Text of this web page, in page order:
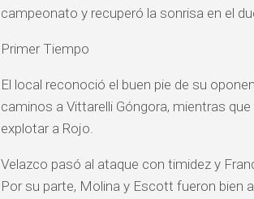
campeonato y recuperó la sonrisa en el
Primer Tiempo
El local reconoció el buen pie de su
caminos a Vittarelli Góngora, mientras
explotar a Rojo.
Velazco pasó al ataque con timidez y
Por su parte, Molina y Escott fueron bien